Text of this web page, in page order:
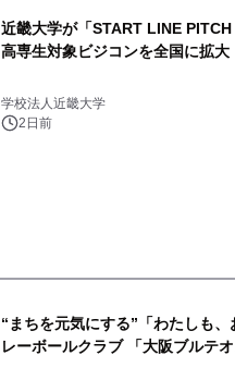
近畿大学が「START LINE
高専生対象ビジコンを全国に拡大
学校法人近畿大学
2日前
“まちを元気にする”「わたしも
レーボールクラブ 「大阪ブルテ